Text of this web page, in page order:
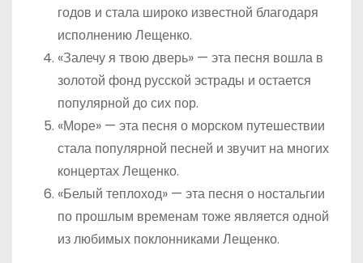
годов и стала широко известной благодаря
исполнению Лещенко.
«Залечу я твою дверь» — эта песня вошла в
золотой фонд русской эстрады и остается
популярной до сих пор.
«Море» — эта песня о морском путешествии
стала популярной песней и звучит на многих
концертах Лещенко.
«Белый теплоход» — эта песня о ностальгии
по прошлым временам тоже является одной
из любимых поклонниками Лещенко.